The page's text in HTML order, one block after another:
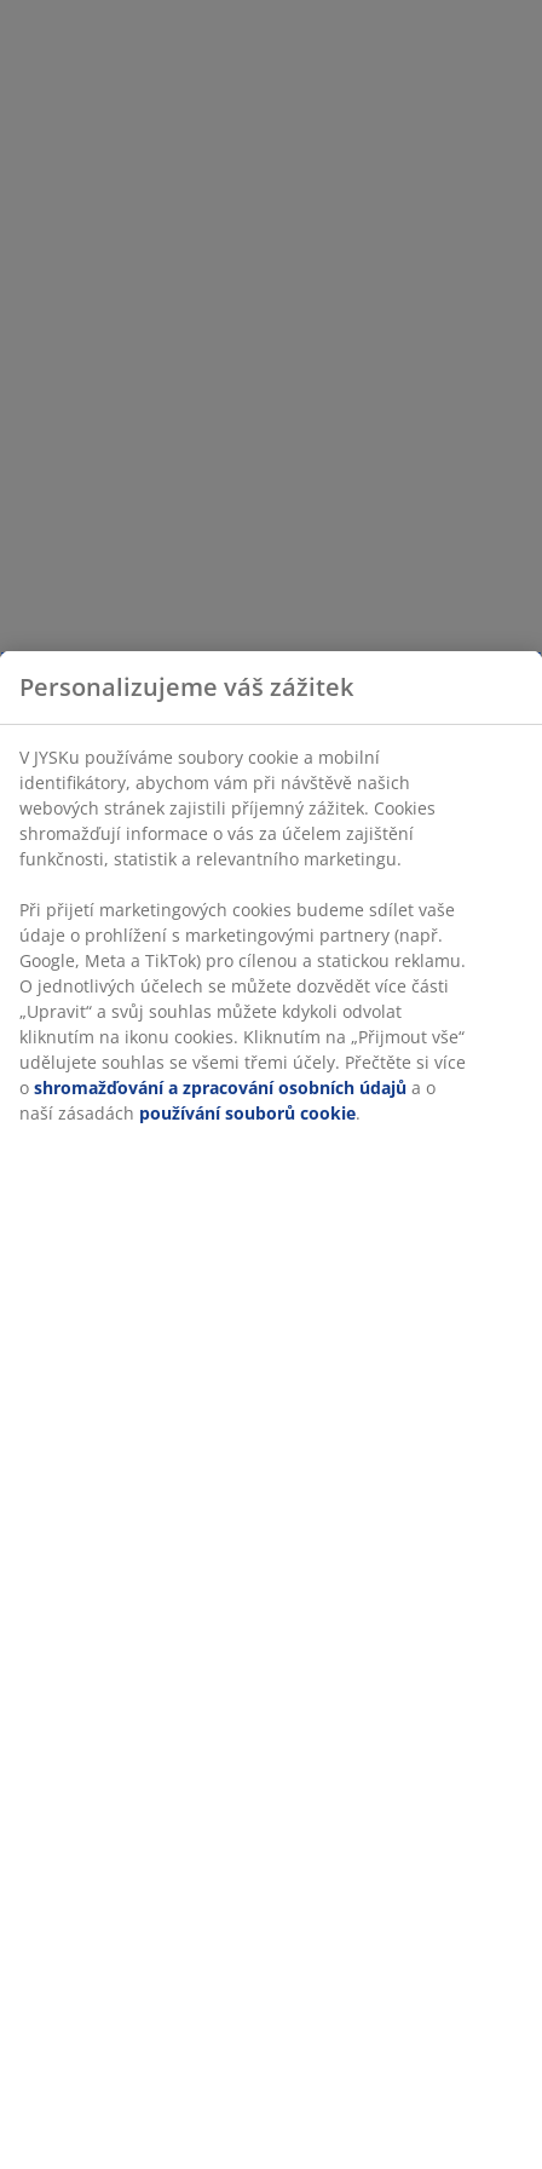
Personalizujeme váš zážitek
V JYSKu používáme soubory cookie a mobilní
identifikátory, abychom vám při návštěvě našich
webových stránek zajistili příjemný zážitek. Cookies
shromažďují informace o vás za účelem zajištění
funkčnosti, statistik a relevantního marketingu.
Při přijetí marketingových cookies budeme sdílet vaše
údaje o prohlížení s marketingovými partnery (např.
Google, Meta a TikTok) pro cílenou a statickou reklamu.
O jednotlivých účelech se můžete dozvědět více části
„Upravit“ a svůj souhlas můžete kdykoli odvolat
kliknutím na ikonu cookies. Kliknutím na „Přijmout vše“
udělujete souhlas se všemi třemi účely. Přečtěte si více
o shromažďování a zpracování osobních údajů a o
naší zásadách používání souborů cookie.